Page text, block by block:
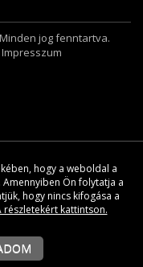
jog fenntartva.
Impresszum
hogy a weboldal a
Ön folytatja a
hogy nincs kifogása a
részletekért kattintson.